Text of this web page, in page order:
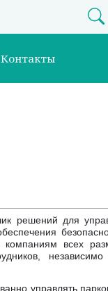
Контакты
решений для
всех
управлять